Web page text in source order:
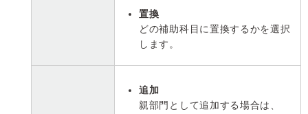
置換
どの補助科目に置換するかを選択
します。
追加
親部門として追加する場合は、